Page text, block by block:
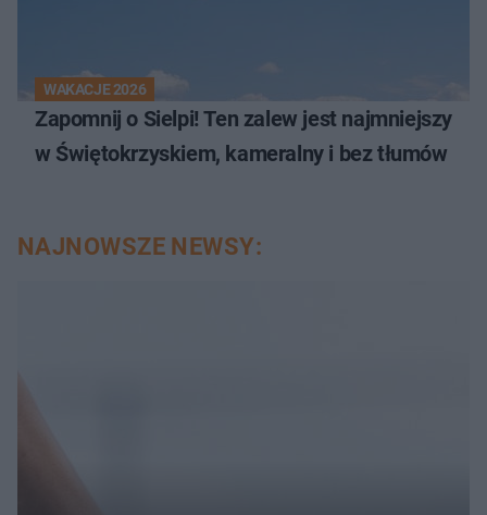
WAKACJE 2026
Zapomnij o Sielpi! Ten zalew jest najmniejszy
w Świętokrzyskiem, kameralny i bez tłumów
NAJNOWSZE NEWSY: